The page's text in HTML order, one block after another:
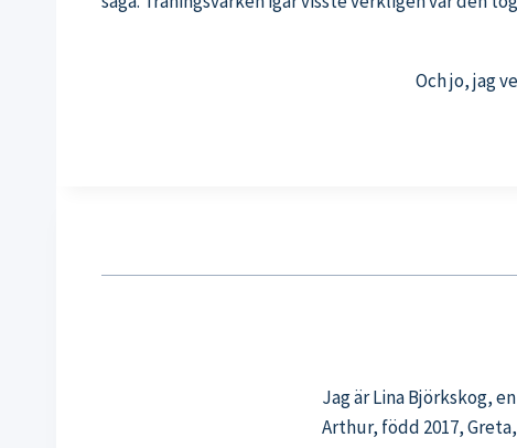
Och jo, jag
Jag är Lina Björkskog,
Arthur, född 2017,